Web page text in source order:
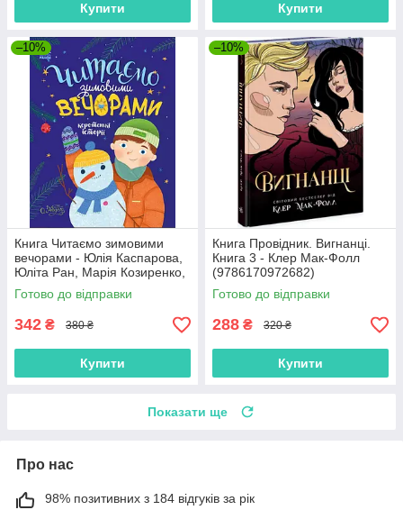
Купити Купити
–10%
Книга Читаємо зимовими
вечорами - Юлія Каспарова,
Юліта Ран, Марія Козиренко,
Ганна Макуліна, Інна
Конопленко, Катерина
Тіхозора
Готово до відправки
342 ₴ 380 ₴
Купити
–10%
Книга Провідник. Вигнанці.
Книга 3 - Клер Мак-Фолл
(9786170972682)
Готово до відправки
288 ₴ 320 ₴
Купити
Показати ще
Про нас
98% позитивних з 184 відгуків за рік